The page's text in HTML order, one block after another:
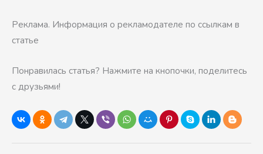
Реклама. Информация о рекламодателе по ссылкам в
статье
Понравилась статья? Нажмите на кнопочки, поделитесь
с друзьями!